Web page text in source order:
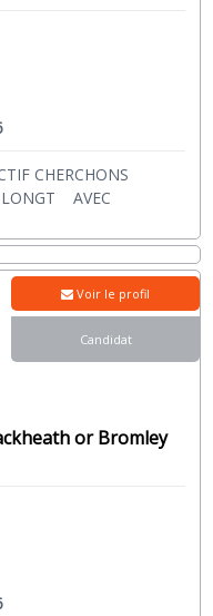
CHERCHONS
LONGT AVEC
or Bromley
Voir le profil
Candidat